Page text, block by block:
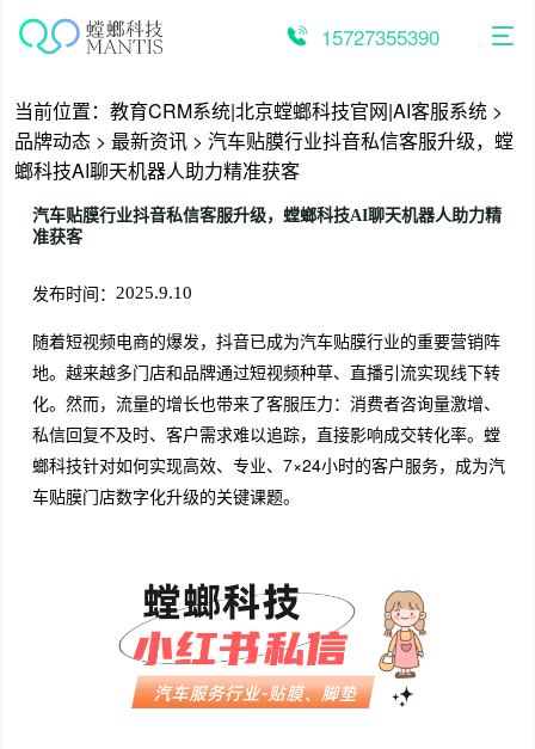
15727355390
当前位置： 教育CRM系统|北京螳螂科技官网|AI客服系统 >
品牌动态 > 最新资讯 > 汽车贴膜行业抖音私信客服升级，螳
螂科技AI聊天机器人助力精准获客
汽车贴膜行业抖音私信客服升级，螳螂科技AI聊天机器人助力精
准获客
发布时间： 2025.9.10
随着短视频电商的爆发，抖音已成为汽车贴膜行业的重要营销阵
地。越来越多门店和品牌通过短视频种草、直播引流实现线下转
化。然而，流量的增长也带来了客服压力：消费者咨询量激增、
私信回复不及时、客户需求难以追踪，直接影响成交转化率。螳
螂科技针对如何实现高效、专业、7×24小时的客户服务，成为汽
车贴膜门店数字化升级的关键课题。